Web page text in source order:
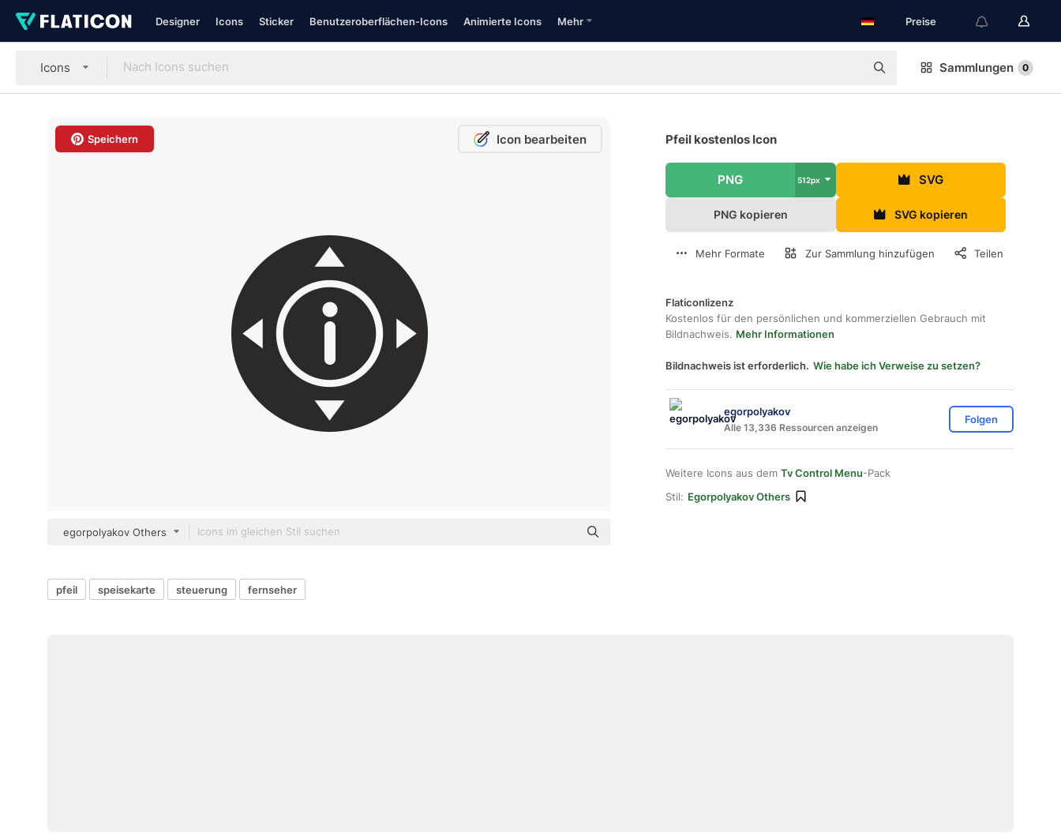
Designer Icons Sticker Benutzeroberflächen-Icons Animierte Icons Mehr Preise
Icons Sammlungen 0
Speichern Icon bearbeiten
egorpolyakov Others
Pfeil kostenlos Icon
PNG 512px SVG
PNG kopieren SVG kopieren
Mehr Formate Zur Sammlung hinzufügen Teilen
Flaticonlizenz
Kostenlos für den persönlichen und kommerziellen Gebrauch mit
Bildnachweis. Mehr Informationen
Bildnachweis ist erforderlich. Wie habe ich Verweise zu setzen?
egorpolyakov
Alle 13,336 Ressourcen anzeigen
Folgen
Weitere Icons aus dem Tv Control Menu-Pack
Stil: Egorpolyakov Others
pfeil speisekarte steuerung fernseher